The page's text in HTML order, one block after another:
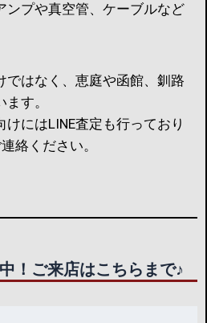
ンプや真空管、ケーブルなど
ではなく、恵庭や函館、釧路
す。
にはLINE査定も行っており
絡ください。
！ご来店はこちらまで♪